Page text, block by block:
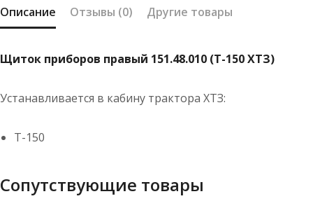
Описание Отзывы (0) Другие товары
Щиток приборов правый 151.48.010 (Т-150 ХТЗ)
Устанавливается в кабину трактора ХТЗ:
Т-150
Сопутствующие товары